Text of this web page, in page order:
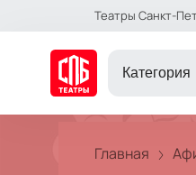
Театры Санкт-
Категория
Главная